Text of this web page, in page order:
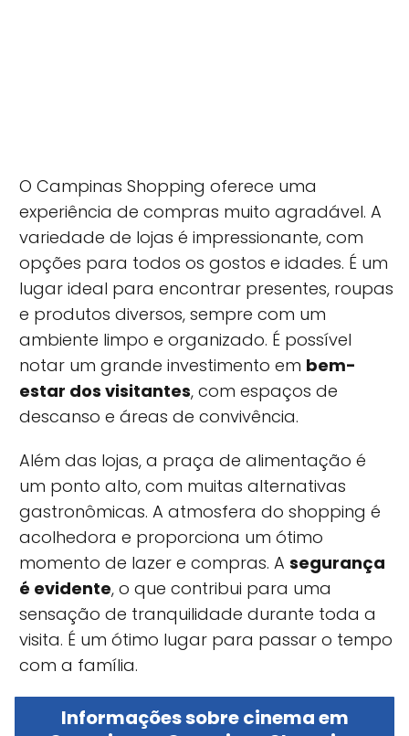
O Campinas Shopping oferece uma
experiência de compras muito agradável. A
variedade de lojas é impressionante, com
opções para todos os gostos e idades. É um
lugar ideal para encontrar presentes, roupas
e produtos diversos, sempre com um
ambiente limpo e organizado. É possível
notar um grande investimento em bem-
estar dos visitantes, com espaços de
descanso e áreas de convivência.
Além das lojas, a praça de alimentação é
um ponto alto, com muitas alternativas
gastronômicas. A atmosfera do shopping é
acolhedora e proporciona um ótimo
momento de lazer e compras. A segurança
é evidente, o que contribui para uma
sensação de tranquilidade durante toda a
visita. É um ótimo lugar para passar o tempo
com a família.
Informações sobre cinema em